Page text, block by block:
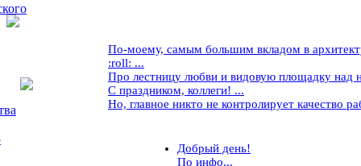
По-моему, самым большим вкладом в
:roll: ...
Про лестницу любви и видовую площадку над
С праздником, коллеги! ...
Но, главное никто не контролирует качество
Добрый день!
По инфо...